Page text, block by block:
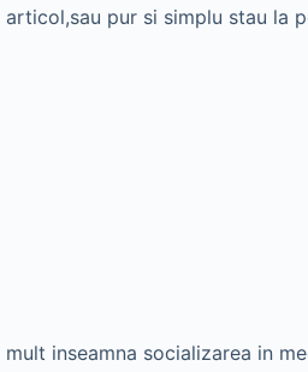
pur si simplu stau la
inseamna socializarea in